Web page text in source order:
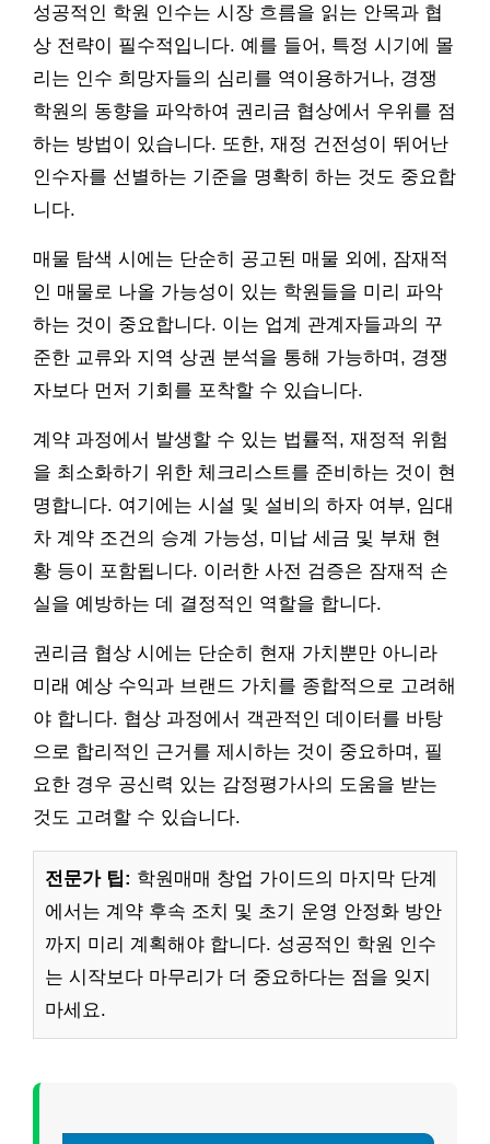
성공적인 학원 인수는 시장 흐름을 읽는 안목과 협
상 전략이 필수적입니다. 예를 들어, 특정 시기에 몰
리는 인수 희망자들의 심리를 역이용하거나, 경쟁
학원의 동향을 파악하여 권리금 협상에서 우위를 점
하는 방법이 있습니다. 또한, 재정 건전성이 뛰어난
인수자를 선별하는 기준을 명확히 하는 것도 중요합
니다.
매물 탐색 시에는 단순히 공고된 매물 외에, 잠재적
인 매물로 나올 가능성이 있는 학원들을 미리 파악
하는 것이 중요합니다. 이는 업계 관계자들과의 꾸
준한 교류와 지역 상권 분석을 통해 가능하며, 경쟁
자보다 먼저 기회를 포착할 수 있습니다.
계약 과정에서 발생할 수 있는 법률적, 재정적 위험
을 최소화하기 위한 체크리스트를 준비하는 것이 현
명합니다. 여기에는 시설 및 설비의 하자 여부, 임대
차 계약 조건의 승계 가능성, 미납 세금 및 부채 현
황 등이 포함됩니다. 이러한 사전 검증은 잠재적 손
실을 예방하는 데 결정적인 역할을 합니다.
권리금 협상 시에는 단순히 현재 가치뿐만 아니라
미래 예상 수익과 브랜드 가치를 종합적으로 고려해
야 합니다. 협상 과정에서 객관적인 데이터를 바탕
으로 합리적인 근거를 제시하는 것이 중요하며, 필
요한 경우 공신력 있는 감정평가사의 도움을 받는
것도 고려할 수 있습니다.
전문가 팁: 학원매매 창업 가이드의 마지막 단계
에서는 계약 후속 조치 및 초기 운영 안정화 방안
까지 미리 계획해야 합니다. 성공적인 학원 인수
는 시작보다 마무리가 더 중요하다는 점을 잊지
마세요.